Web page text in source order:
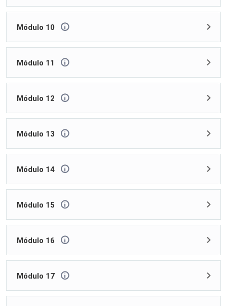
Módulo 10
Módulo 11
Módulo 12
Módulo 13
Módulo 14
Módulo 15
Módulo 16
Módulo 17